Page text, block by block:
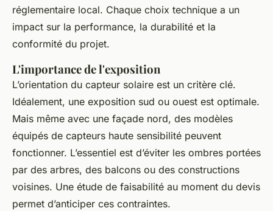
réglementaire local. Chaque choix technique a un
impact sur la performance, la durabilité et la
conformité du projet.
L'importance de l'exposition
L’orientation du capteur solaire est un critère clé.
Idéalement, une exposition sud ou ouest est optimale.
Mais même avec une façade nord, des modèles
équipés de capteurs haute sensibilité peuvent
fonctionner. L’essentiel est d’éviter les ombres portées
par des arbres, des balcons ou des constructions
voisines. Une étude de faisabilité au moment du devis
permet d’anticiper ces contraintes.